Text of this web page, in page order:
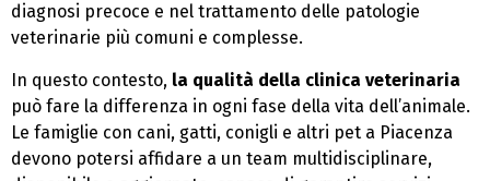
diagnosi precoce e nel trattamento delle patologie
veterinarie più comuni e complesse.
In questo contesto, la qualità della clinica veterinaria
può fare la differenza in ogni fase della vita dell’animale.
Le famiglie con cani, gatti, conigli e altri pet a Piacenza
devono potersi affidare a un team multidisciplinare,